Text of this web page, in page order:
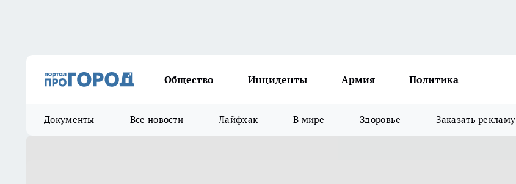
Общество Инциденты Армия Политика
Документы Все новости Лайфхак В мире Здоровье Заказать рекламу